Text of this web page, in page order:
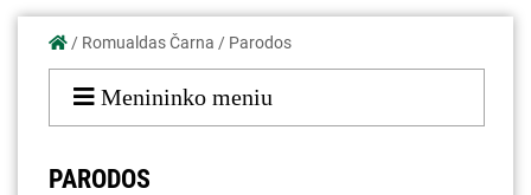
/ Romualdas Čarna / Parodos
Menininko meniu
PARODOS